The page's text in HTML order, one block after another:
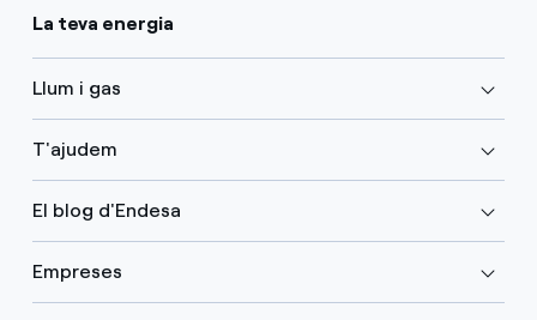
La teva energia
Llum i gas
T'ajudem
El blog d'Endesa
Empreses